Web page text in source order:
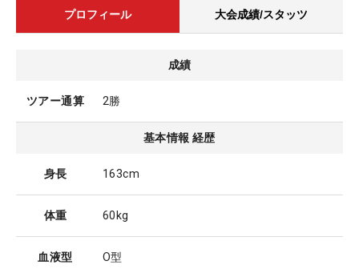
プロフィール 大会成績/スタッツ
成績
ツアー通算 2勝
基本情報 経歴
身長 163cm
体重 60kg
血液型 O型